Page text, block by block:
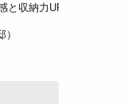
と収納力UP】家族で過ご